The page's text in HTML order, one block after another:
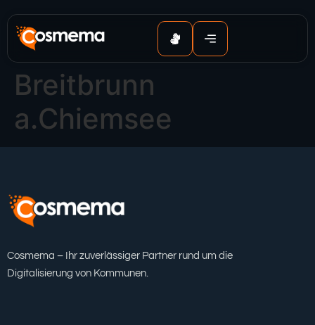
springen
Breitbrunn
a.Chiemsee
Cosmema – Ihr zuverlässiger Partner rund um die
Digitalisierung von Kommunen.